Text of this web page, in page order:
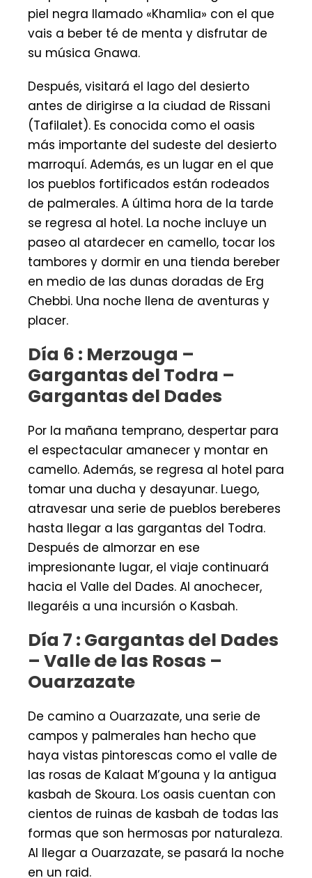
piel negra llamado «Khamlia» con el que
vais a beber té de menta y disfrutar de
su música Gnawa.
Después, visitará el lago del desierto
antes de dirigirse a la ciudad de Rissani
(Tafilalet). Es conocida como el oasis
más importante del sudeste del desierto
marroquí. Además, es un lugar en el que
los pueblos fortificados están rodeados
de palmerales. A última hora de la tarde
se regresa al hotel. La noche incluye un
paseo al atardecer en camello, tocar los
tambores y dormir en una tienda bereber
en medio de las dunas doradas de Erg
Chebbi. Una noche llena de aventuras y
placer.
Día 6 : Merzouga –
Gargantas del Todra –
Gargantas del Dades
Por la mañana temprano, despertar para
el espectacular amanecer y montar en
camello. Además, se regresa al hotel para
tomar una ducha y desayunar. Luego,
atravesar una serie de pueblos bereberes
hasta llegar a las gargantas del Todra.
Después de almorzar en ese
impresionante lugar, el viaje continuará
hacia el Valle del Dades. Al anochecer,
llegaréis a una incursión o Kasbah.
Día 7 : Gargantas del Dades
– Valle de las Rosas –
Ouarzazate
De camino a Ouarzazate, una serie de
campos y palmerales han hecho que
haya vistas pintorescas como el valle de
las rosas de Kalaat M’gouna y la antigua
kasbah de Skoura. Los oasis cuentan con
cientos de ruinas de kasbah de todas las
formas que son hermosas por naturaleza.
Al llegar a Ouarzazate, se pasará la noche
en un raid.